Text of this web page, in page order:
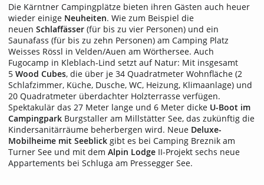
Die Kärntner Campingplätze bieten ihren Gästen auch heuer
wieder einige Neuheiten. Wie zum Beispiel die
neuen Schlaffässer (für bis zu vier Personen) und ein
Saunafass (für bis zu zehn Personen) am Camping Platz
Weisses Rössl in Velden/Auen am Wörthersee. Auch
Fugocamp in Kleblach-Lind setzt auf Natur: Mit insgesamt
5 Wood Cubes, die über je 34 Quadratmeter Wohnfläche (2
Schlafzimmer, Küche, Dusche, WC, Heizung, Klimaanlage) und
20 Quadratmeter überdachter Holzterrasse verfügen.
Spektakulär das 27 Meter lange und 6 Meter dicke U-Boot im
Campingpark Burgstaller am Millstätter See, das zukünftig die
Kindersanitärräume beherbergen wird. Neue Deluxe-
Mobilheime mit Seeblick gibt es bei Camping Breznik am
Turner See und mit dem Alpin Lodge II-Projekt sechs neue
Appartements bei Schluga am Pressegger See.